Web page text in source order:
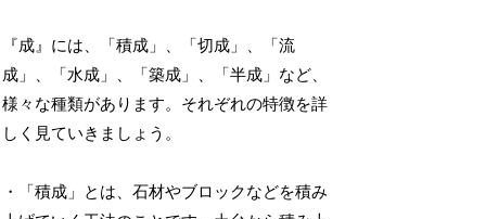
『成』には、「積成」、「切成」、「流
成」、「水成」、「築成」、「半成」など、
様々な種類があります。それぞれの特徴を詳
しく見ていきましょう。
・「積成」とは、石材やブロックなどを積み